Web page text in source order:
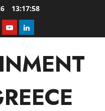
13:17:58
YoutubeLinkedIn